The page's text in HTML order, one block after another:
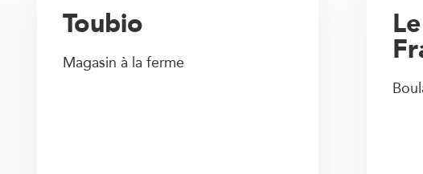
Toubio
Magasin à la ferme